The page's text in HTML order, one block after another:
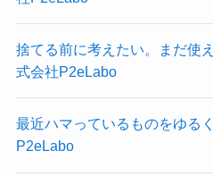
捨てる前に考えたい。まだ
式会社P2eLabo
最近ハマっているものをゆ
P2eLabo